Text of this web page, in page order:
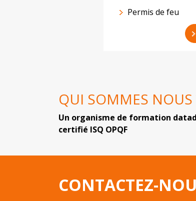
Permis de feu
QUI SOMMES NOUS
Un organisme de formation
certifié ISQ OPQF
CONTACTEZ-